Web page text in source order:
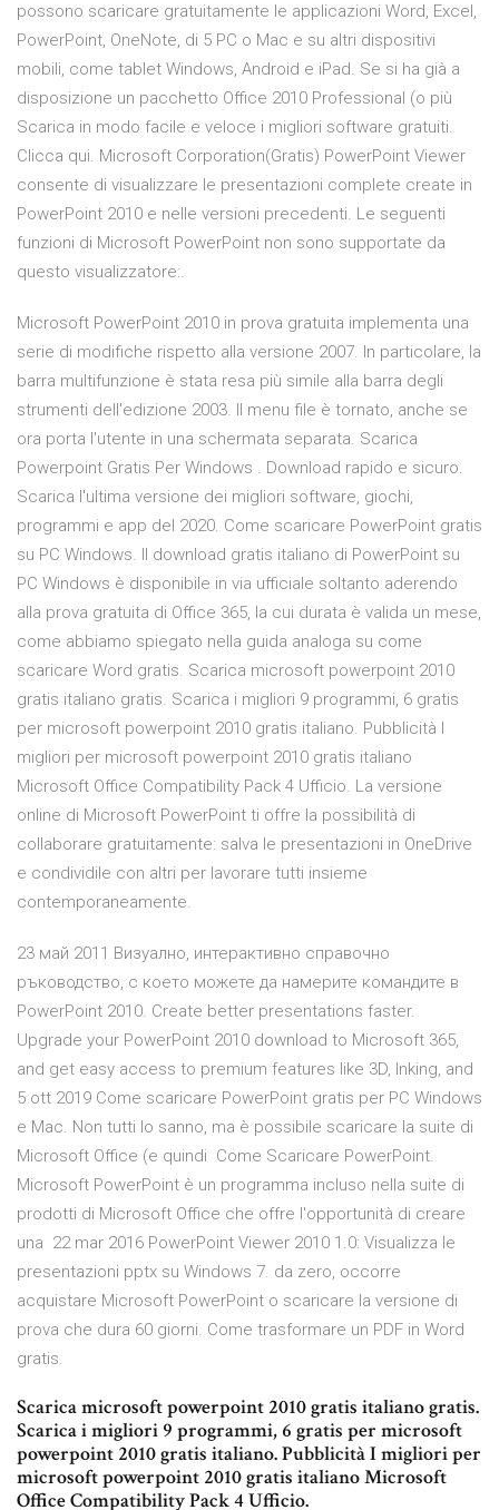
possono scaricare gratuitamente le applicazioni Word, Excel,
PowerPoint, OneNote, di 5 PC o Mac e su altri dispositivi
mobili, come tablet Windows, Android e iPad. Se si ha già a
disposizione un pacchetto Office 2010 Professional (o più
Scarica in modo facile e veloce i migliori software gratuiti.
Clicca qui. Microsoft Corporation(Gratis) PowerPoint Viewer
consente di visualizzare le presentazioni complete create in
PowerPoint 2010 e nelle versioni precedenti. Le seguenti
funzioni di Microsoft PowerPoint non sono supportate da
questo visualizzatore:.
Microsoft PowerPoint 2010 in prova gratuita implementa una
serie di modifiche rispetto alla versione 2007. In particolare, la
barra multifunzione è stata resa più simile alla barra degli
strumenti dell'edizione 2003. Il menu file è tornato, anche se
ora porta l'utente in una schermata separata. Scarica
Powerpoint Gratis Per Windows . Download rapido e sicuro.
Scarica l'ultima versione dei migliori software, giochi,
programmi e app del 2020. Come scaricare PowerPoint gratis
su PC Windows. Il download gratis italiano di PowerPoint su
PC Windows è disponibile in via ufficiale soltanto aderendo
alla prova gratuita di Office 365, la cui durata è valida un mese,
come abbiamo spiegato nella guida analoga su come
scaricare Word gratis. Scarica microsoft powerpoint 2010
gratis italiano gratis. Scarica i migliori 9 programmi, 6 gratis
per microsoft powerpoint 2010 gratis italiano. Pubblicità I
migliori per microsoft powerpoint 2010 gratis italiano
Microsoft Office Compatibility Pack 4 Ufficio. La versione
online di Microsoft PowerPoint ti offre la possibilità di
collaborare gratuitamente: salva le presentazioni in OneDrive
e condividile con altri per lavorare tutti insieme
contemporaneamente.
23 май 2011 Визуално, интерактивно справочно
ръководство, с което можете да намерите командите в
PowerPoint 2010. Create better presentations faster.
Upgrade your PowerPoint 2010 download to Microsoft 365,
and get easy access to premium features like 3D, Inking, and
5 ott 2019 Come scaricare PowerPoint gratis per PC Windows
e Mac. Non tutti lo sanno, ma è possibile scaricare la suite di
Microsoft Office (e quindi Come Scaricare PowerPoint.
Microsoft PowerPoint è un programma incluso nella suite di
prodotti di Microsoft Office che offre l'opportunità di creare
una 22 mar 2016 PowerPoint Viewer 2010 1.0: Visualizza le
presentazioni pptx su Windows 7. da zero, occorre
acquistare Microsoft PowerPoint o scaricare la versione di
prova che dura 60 giorni. Come trasformare un PDF in Word
gratis.
Scarica microsoft powerpoint 2010 gratis italiano gratis.
Scarica i migliori 9 programmi, 6 gratis per microsoft
powerpoint 2010 gratis italiano. Pubblicità I migliori per
microsoft powerpoint 2010 gratis italiano Microsoft
Office Compatibility Pack 4 Ufficio.